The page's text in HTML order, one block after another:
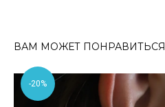
ВАМ МОЖЕТ ПОНРАВИТЬСЯ
-20%